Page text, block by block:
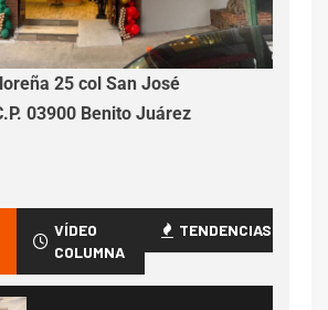
25 col San José
03900 Benito Juárez
VÍDEO
COLUMNA
TENDENCIAS